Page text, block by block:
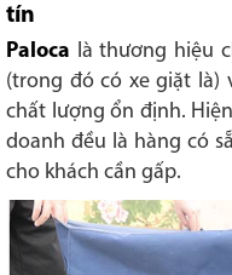
tín
Paloca là thương hiệu
(trong đó có xe giặt là)
chất lượng ổn định.
doanh đều là hàng có
cho khách cần gấp.